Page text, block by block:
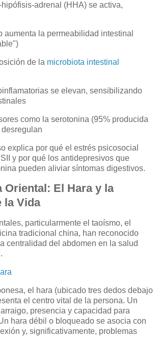
adrenal (HHA) se activa,
aumenta la permeabilidad intestinal
de la microbiota intestinal
se elevan, sensibilizando
como la serotonina (95% producida
explica por qué el estrés psicosocial
y por qué los antidepresivos que
pueden aliviar síntomas digestivos.
Oriental: El Hara y la
la Vida
particularmente el taoísmo, el
tradicional china, han reconocido
centralidad del abdomen en la salud
el hara (ubicado tres dedos debajo
el centro vital de la persona. Un
presencia y capacidad para
hara débil o bloqueado se asocia con
y, significativamente, problemas